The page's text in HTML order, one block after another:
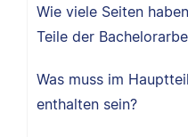
Wie viele Seiten
Teile der
Was muss im
enthalten sein?